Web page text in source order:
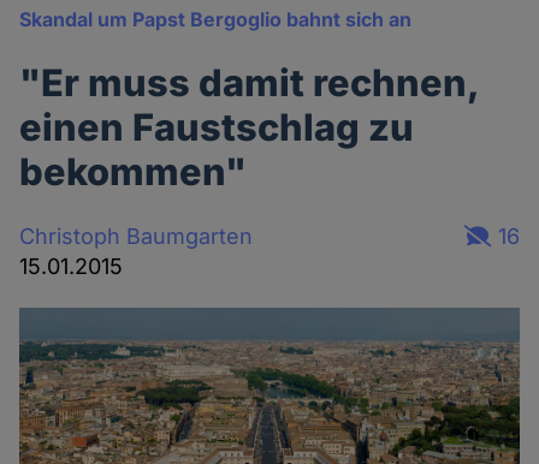
Skandal um Papst Bergoglio bahnt sich an
"Er muss damit rechnen,
einen Faustschlag zu
bekommen"
Christoph Baumgarten
15.01.2015
16